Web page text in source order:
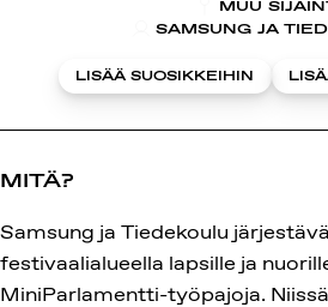
MUU
SAMSUNG JA
LISÄÄ SUOSIKKEIHIN
MITÄ?
Samsung ja Tiedekoulu
festivaalialueella lapsille ja
MiniParlamentti-työpajoja.